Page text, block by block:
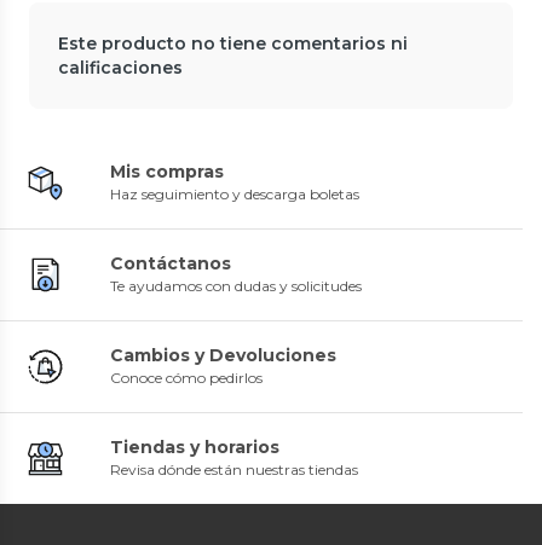
Este producto no tiene comentarios ni
calificaciones
Mis compras
Haz seguimiento y descarga boletas
Contáctanos
Te ayudamos con dudas y solicitudes
Cambios y Devoluciones
Conoce cómo pedirlos
Tiendas y horarios
Revisa dónde están nuestras tiendas